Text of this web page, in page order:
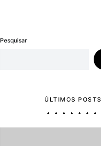
Pesquisar
ÚLTIMOS POSTS